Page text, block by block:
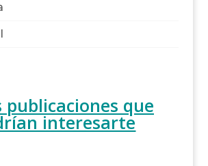
publicaciones que
interesarte